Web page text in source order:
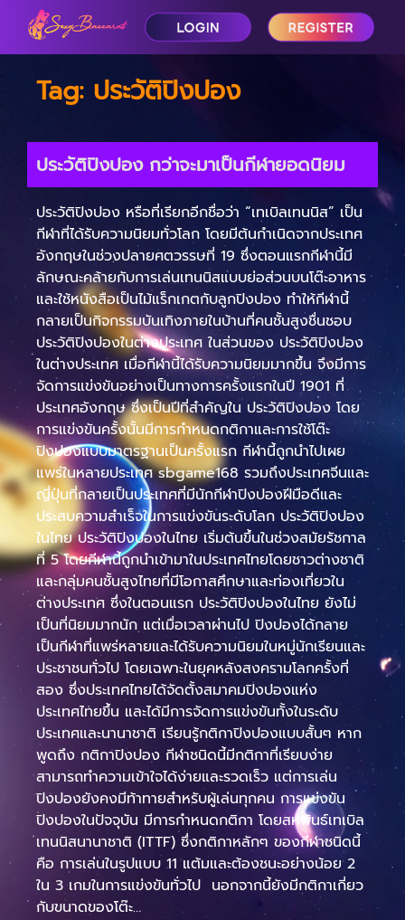
Tag: ประวัติปิงปอง
ประวัติปิงปอง กว่าจะมาเป็นกีฬายอดนิยม
ประวัติปิงปอง หรือที่เรียกอีกชื่อว่า “เทเบิลเทนนิส” เป็น
กีฬาที่ได้รับความนิยมทั่วโลก โดยมีต้นกำเนิดจากประเทศ
อังกฤษในช่วงปลายศตวรรษที่ 19 ซึ่งตอนแรกกีฬานี้มี
ลักษณะคล้ายกับการเล่นเทนนิสแบบย่อส่วนบนโต๊ะอาหาร
และใช้หนังสือเป็นไม้แร็กเกตกับลูกปิงปอง ทำให้กีฬานี้
กลายเป็นกิจกรรมบันเทิงภายในบ้านที่คนชั้นสูงชื่นชอบ
ประวัติปิงปองในต่างประเทศ ในส่วนของ ประวัติปิงปอง
ในต่างประเทศ เมื่อกีฬานี้ได้รับความนิยมมากขึ้น จึงมีการ
จัดการแข่งขันอย่างเป็นทางการครั้งแรกในปี 1901 ที่
ประเทศอังกฤษ ซึ่งเป็นปีที่สำคัญใน ประวัติปิงปอง โดย
การแข่งขันครั้งนั้นมีการกำหนดกติกาและการใช้โต๊ะ
ปิงปองแบบมาตรฐานเป็นครั้งแรก กีฬานี้ถูกนำไปเผย
แพร่ในหลายประเทศ sbgame168 รวมถึงประเทศจีนและ
ญี่ปุ่นที่กลายเป็นประเทศที่มีนักกีฬาปิงปองฝีมือดีและ
ประสบความสำเร็จในการแข่งขันระดับโลก ประวัติปิงปอง
ในไทย ประวัติปิงปองในไทย เริ่มต้นขึ้นในช่วงสมัยรัชกาล
ที่ 5 โดยกีฬานี้ถูกนำเข้ามาในประเทศไทยโดยชาวต่างชาติ
และกลุ่มคนชั้นสูงไทยที่มีโอกาสศึกษาและท่องเที่ยวใน
ต่างประเทศ ซึ่งในตอนแรก ประวัติปิงปองในไทย ยังไม่
เป็นที่นิยมมากนัก แต่เมื่อเวลาผ่านไป ปิงปองได้กลาย
เป็นกีฬาที่แพร่หลายและได้รับความนิยมในหมู่นักเรียนและ
ประชาชนทั่วไป โดยเฉพาะในยุคหลังสงครามโลกครั้งที่
สอง ซึ่งประเทศไทยได้จัดตั้งสมาคมปิงปองแห่ง
ประเทศไทยขึ้น และได้มีการจัดการแข่งขันทั้งในระดับ
ประเทศและนานาชาติ เรียนรู้กติกาปิงปองแบบสั้นๆ หาก
พูดถึง กติกาปิงปอง กีฬาชนิดนี้มีกติกาที่เรียบง่าย
สามารถทำความเข้าใจได้ง่ายและรวดเร็ว แต่การเล่น
ปิงปองยังคงมีท้าทายสำหรับผู้เล่นทุกคน การแข่งขัน
ปิงปองในปัจจุบัน มีการกำหนดกติกา โดยสหพันธ์เทเบิล
เทนนิสนานาชาติ (ITTF) ซึ่งกติกาหลักๆ ของกีฬาชนิดนี้
คือ การเล่นในรูปแบบ 11 แต้มและต้องชนะอย่างน้อย 2
ใน 3 เกมในการแข่งขันทั่วไป นอกจากนี้ยังมีกติกาเกี่ยว
กับขนาดของโต๊ะ…